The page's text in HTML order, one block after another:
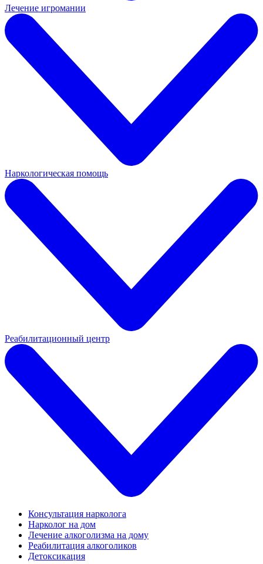
Лечение игромании
Наркологическая помощь
Реабилитационный центр
Консультация нарколога
Нарколог на дом
Лечение алкоголизма на дому
Реабилитация алкоголиков
Детоксикация